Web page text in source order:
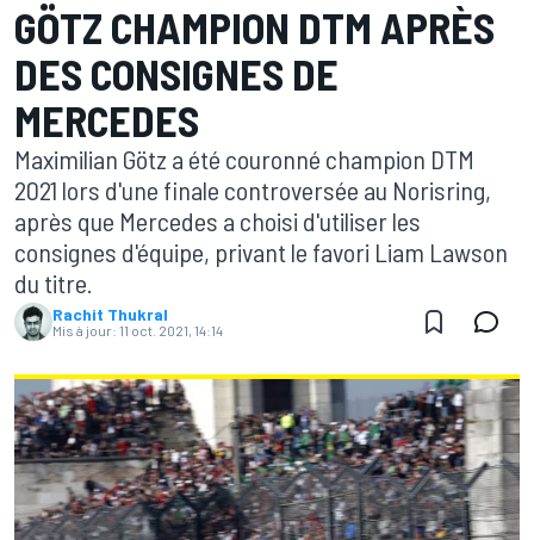
GÖTZ CHAMPION DTM APRÈS
DES CONSIGNES DE
MERCEDES
Maximilian Götz a été couronné champion DTM
2021 lors d'une finale controversée au Norisring,
après que Mercedes a choisi d'utiliser les
consignes d'équipe, privant le favori Liam Lawson
du titre.
Rachit Thukral
Mis à jour: 11 oct. 2021, 14:14